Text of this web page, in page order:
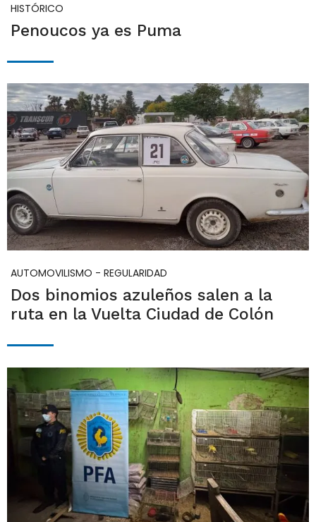
HISTÓRICO
Penoucos ya es Puma
AUTOMOVILISMO - REGULARIDAD
Dos binomios azuleños salen a la
ruta en la Vuelta Ciudad de Colón